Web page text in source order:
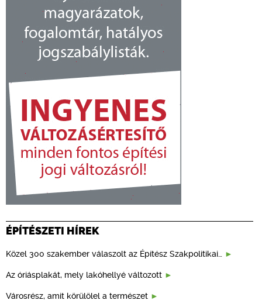
ÉPÍTÉSZETI HÍREK
Közel 300 szakember válaszolt az Építész Szakpolitikai…
Az óriásplakát, mely lakóhellyé változott
Városrész, amit körülölel a természet